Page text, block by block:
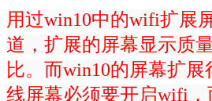
用过win10中的wifi扩展
道，扩展的屏幕显示质
比。而win10的屏幕扩
线屏幕必须要开启wifi